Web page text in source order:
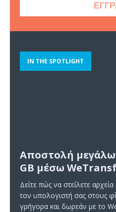
IN THE SPOTLIGHT
Αποστολή
GB μέσω
Δείτε πώς να στείλετε
τον υπολογιστή σας στους
γρήγορα και δωρεάν με το